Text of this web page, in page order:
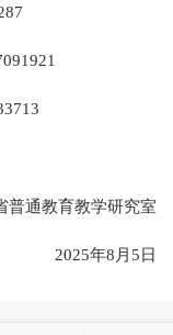
通教育教学研究室
2025年8月5日